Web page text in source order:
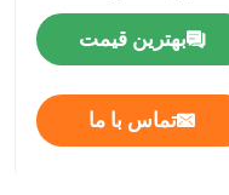
بهترین قیمت
تماس با ما